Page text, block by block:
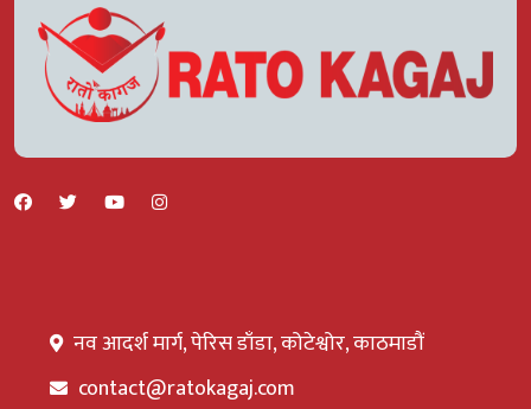
नव आदर्श मार्ग, पेरिस डाँडा, कोटेश्वोर, काठमाडौं
contact@ratokagaj.com